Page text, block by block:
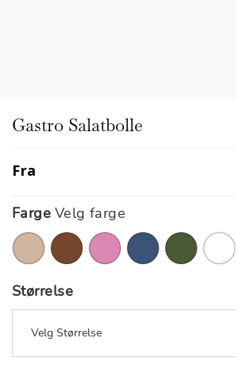
Gastro Salatbolle
Fra
Farge Velg farge
Størrelse
Velg Størrelse